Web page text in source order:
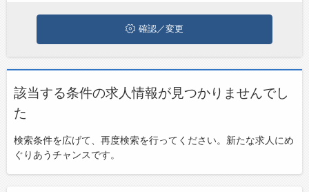
確認／変更
該当する条件の求人情報が見つかりませんでし
た
検索条件を広げて、再度検索を行ってください。新たな求人にめ
ぐりあうチャンスです。